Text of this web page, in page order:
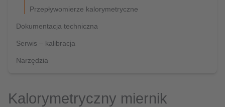
Przepływomierze kalorymetryczne
Dokumentacja techniczna
Serwis – kalibracja
Narzędzia
Kalorymetryczny miernik